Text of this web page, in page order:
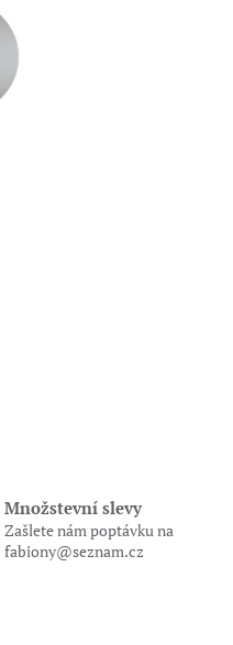
Množstevní slevy
Zašlete nám poptávku na
fabiony@seznam.cz